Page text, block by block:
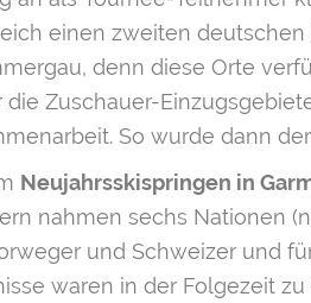
einen zweiten
denn diese Orte
die Zuschauer-
So wurde dann
Neujahrsskispringen in
nahmen sechs Nationen
und Schweizer und
waren in der Folgezeit